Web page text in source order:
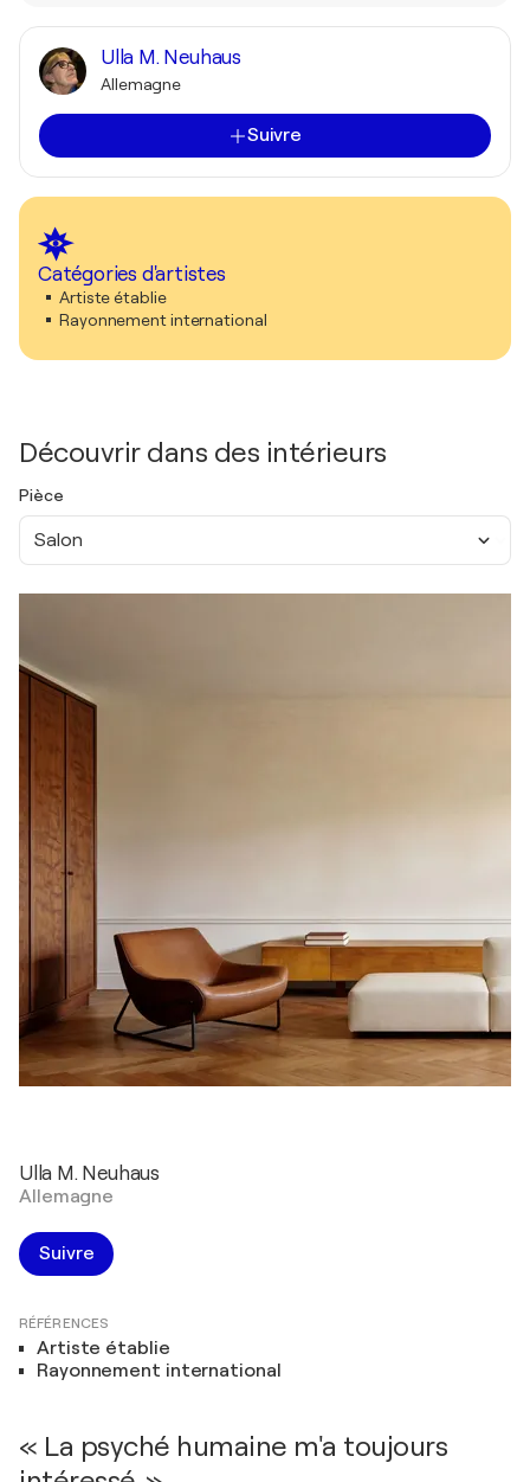
Ulla M. Neuhaus
Allemagne
Suivre
Catégories d'artistes
Artiste établie
Rayonnement international
Découvrir dans des intérieurs
Pièce
Salon
Ulla M. Neuhaus
Allemagne
Suivre
RÉFÉRENCES
Artiste établie
Rayonnement international
« La psyché humaine m'a toujours